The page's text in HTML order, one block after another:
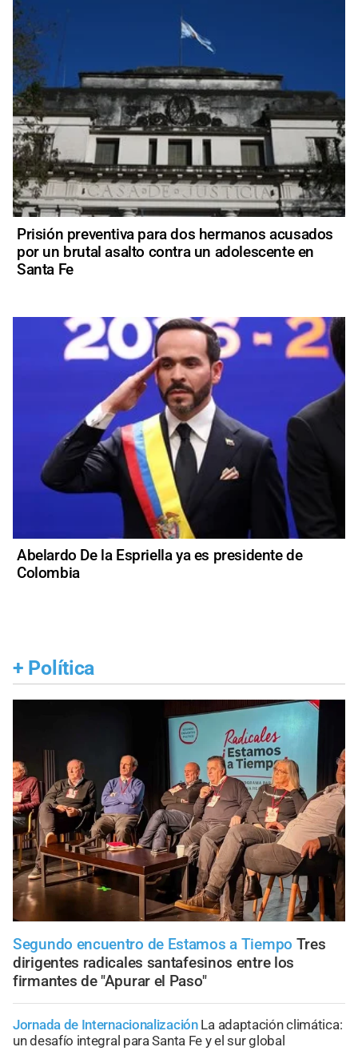
Prisión preventiva para dos hermanos acusados
por un brutal asalto contra un adolescente en
Santa Fe
Abelardo De la Espriella ya es presidente de
Colombia
+ Política
Segundo encuentro de Estamos a Tiempo Tres
dirigentes radicales santafesinos entre los
firmantes de "Apurar el Paso"
Jornada de Internacionalización La adaptación climática:
un desafío integral para Santa Fe y el sur global